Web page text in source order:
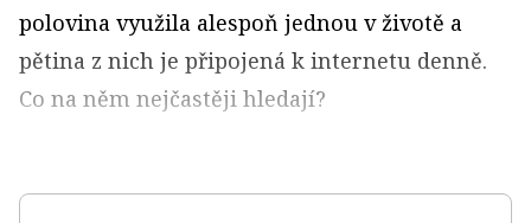
polovina využila alespoň jednou v životě a
pětina z nich je připojená k internetu denně.
Co na něm nejčastěji hledají?